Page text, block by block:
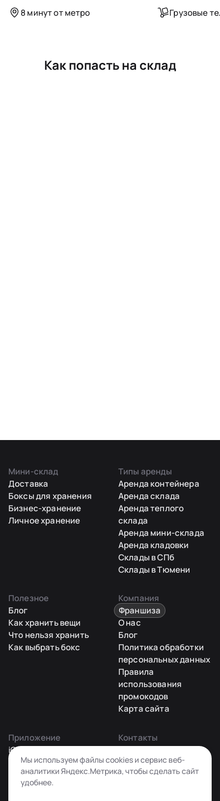
8 минут от метро Грузовые
Как попасть на склад
Мини-склад
Доставка
Боксы для хранения
Бизнес-хранение
Личное хранение
Типы аренды
Аренда контейнера
Аренда склада
Аренда теплого
склада
Аренда мини-склада
Аренда кладовки
Склады в СПб
Склады в Тюмени
Полезное
Блог
Как хранить вещи
Что нельзя хранить
Как выбрать бокс
Компания
Франшиза
О нас
Блог
Политика обработки
персональных данных
Правила
использования
промокодов
Карта сайта
Приложение
iOS
Android
Контакты
Заказать звонок
+7 495 181-55-45
info@kladovkin.ru
Мы используем файлы cookies и сервис веб-
аналитики Яндекс.Метрика, чтобы сделать сайт
удобнее.